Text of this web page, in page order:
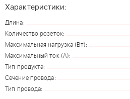
Характеристики:
Длина:
Количество розеток:
Максимальная нагрузка (Вт):
Максимальный ток (А):
Тип продукта:
Сечение провода:
Тип провода: